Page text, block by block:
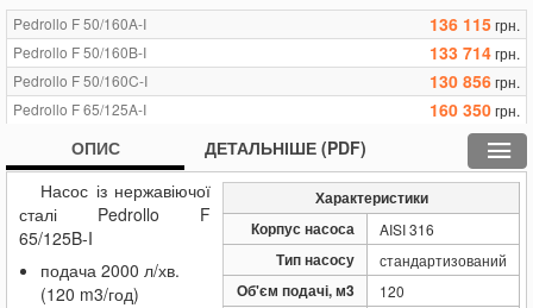
Pedrollo F 50/160A-I
136 115грн.
Pedrollo F 50/160B-I
133 714грн.
Pedrollo F 50/160C-I
130 856грн.
Pedrollo F 65/125A-I
160 350грн.
157 949грн.
Pedrollo F 65/125C-I
155 701грн.
ОПИС ДЕТАЛЬНІШЕ (PDF)
Характеристики
Корпус насоса
AISI 316
Тип насосу стандартизований
Об'єм подачі, м3 120
Насос із нержавіючої
сталі Pedrollo F
65/125B-I
подача 2000 л/хв.
(120 m3/год)